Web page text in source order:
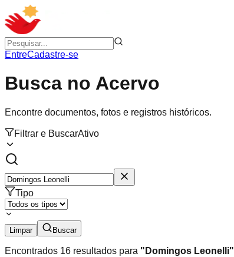
EntreCadastre-se
Busca no Acervo
Encontre documentos, fotos e registros históricos.
Filtrar e BuscarAtivo
Tipo
Limpar Buscar
Encontrados 16 resultados para " Domingos Leonelli"